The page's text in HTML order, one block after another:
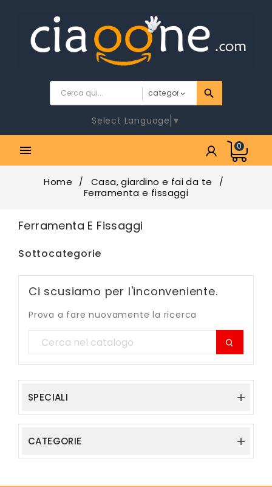
Select Language ▼
 0
Home
Casa, giardino e fai da te
Ferramenta e fissaggi
Ferramenta E Fissaggi
Sottocategorie
Ci scusiamo per l'inconveniente.
Prova a fare nuovamente la ricerca
SPECIALI 
CATEGORIE 